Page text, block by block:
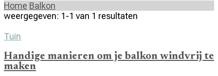
Home Balkon
weergegeven: 1-1 van 1 resultaten
Tuin
Handige manieren om je balkon windvrij te
maken